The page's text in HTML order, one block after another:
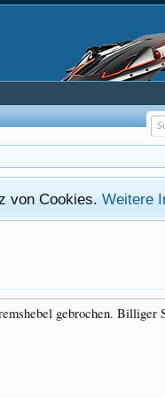
von Cookies.Weitere
gebrochen. Billiger